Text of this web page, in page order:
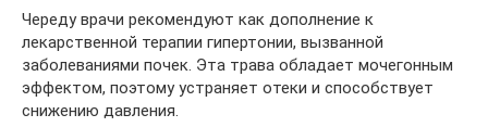
Череду врачи рекомендуют как дополнение к
лекарственной терапии гипертонии, вызванной
заболеваниями почек. Эта трава обладает мочегонным
эффектом, поэтому устраняет отеки и способствует
снижению давления.